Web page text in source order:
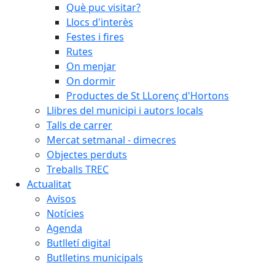
Què puc visitar?
Llocs d'interès
Festes i fires
Rutes
On menjar
On dormir
Productes de St LLorenç d'Hortons
Llibres del municipi i autors locals
Talls de carrer
Mercat setmanal - dimecres
Objectes perduts
Treballs TREC
Actualitat
Avisos
Notícies
Agenda
Butlletí digital
Butlletins municipals